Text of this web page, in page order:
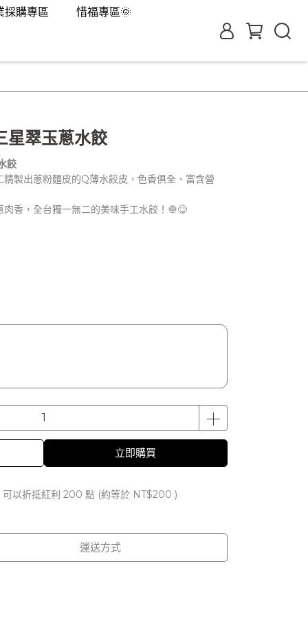
採購專區 惜福專區🌞
星翠玉蔥水餃
餃
製出蔥粉麵皮的Q薄水餃皮，色香俱全、富含營
香，全台獨一無二的美味手工水餃！🧅😋
立即購買
以折抵紅利 200 點 (約等於 NT$200 )
運送方式